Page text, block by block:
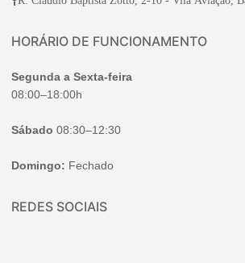
HORÁRIO DE FUNCIONAMENTO
Segunda a Sexta-feira
08:00–18:00h
Sábado 08:30–12:30
Domingo: Fechado
REDES SOCIAIS